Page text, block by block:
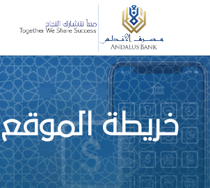
خريطة الموقع